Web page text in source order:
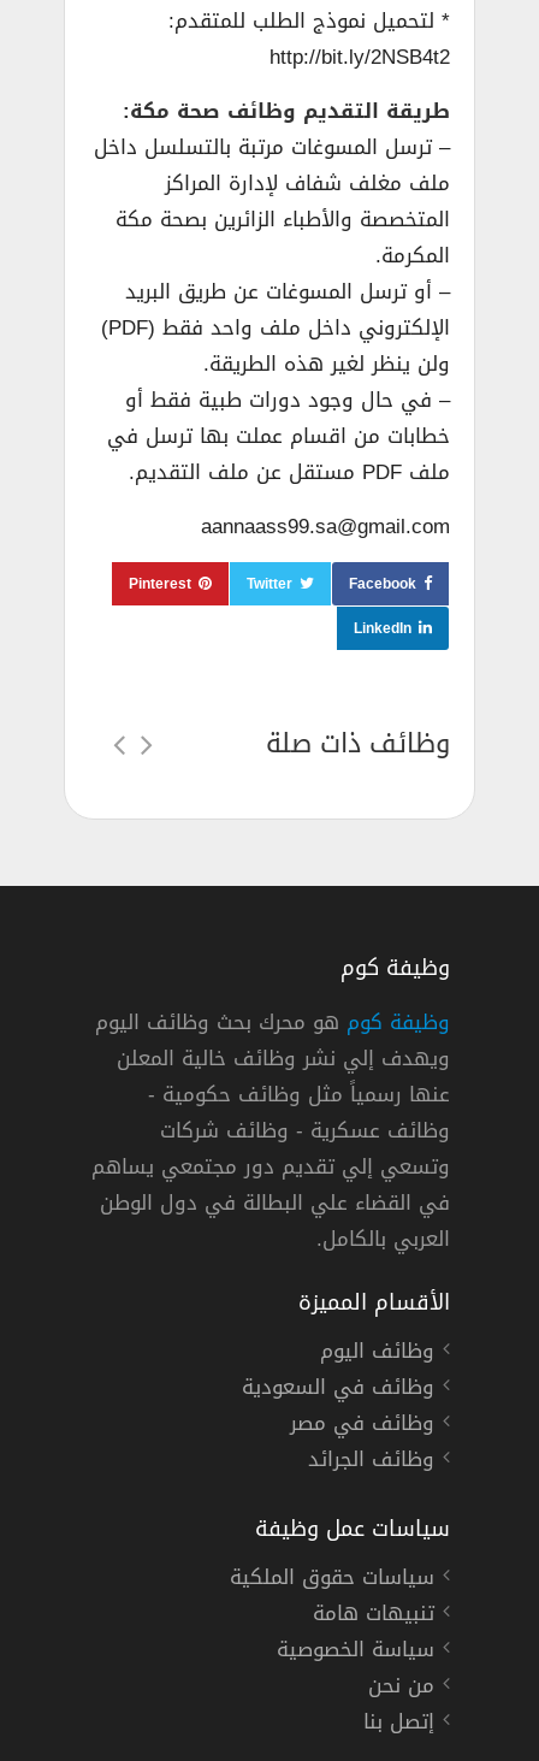
* لتحميل نموذج الطلب للمتقدم:
http://bit.ly/2NSB4t2
طريقة التقديم وظائف صحة مكة:
– ترسل المسوغات مرتبة بالتسلسل داخل
ملف مغلف شفاف لإدارة المراكز
المتخصصة والأطباء الزائرين بصحة مكة
المكرمة.
– أو ترسل المسوغات عن طريق البريد
الإلكتروني داخل ملف واحد فقط (PDF)
ولن ينظر لغير هذه الطريقة.
– في حال وجود دورات طبية فقط أو
خطابات من اقسام عملت بها ترسل في
ملف PDF مستقل عن ملف التقديم.
aannaass99.sa@gmail.com
Facebook
Twitter
Pinterest
LinkedIn
وظائف ذات صلة
دوام كامل
وظيفة كوم
وظيفة كوم هو محرك بحث وظائف اليوم
ويهدف إلي نشر وظائف خالية المعلن
عنها رسمياً مثل وظائف حكومية -
وظائف عسكرية - وظائف شركات
وتسعي إلي تقديم دور مجتمعي يساهم
في القضاء علي البطالة في دول الوطن
العربي بالكامل.
الأقسام المميزة
وظائف اليوم
وظائف في السعودية
وظائف في مصر
وظائف الجرائد
سياسات عمل وظيفة
سياسات حقوق الملكية
تنبيهات هامة
سياسة الخصوصية
من نحن
إتصل بنا